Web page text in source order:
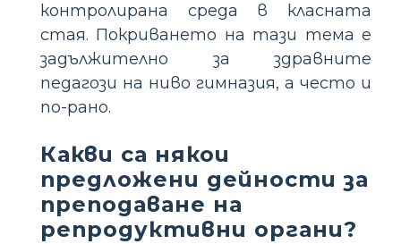
контролирана среда в класната
стая. Покриването на тази тема е
задължително за здравните
педагози на ниво гимназия, а често и
по-рано.
Какви са някои
предложени дейности за
преподаване на
репродуктивни органи?